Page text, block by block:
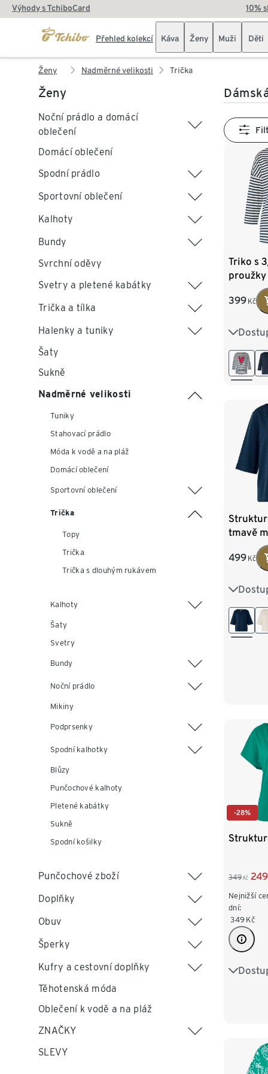
Výhody s TchiboCard 10%
Přehled kolekcí Káva Ženy Muži Děti
Ženy Nadměrné velikosti Trička
Ženy
Noční prádlo a domácí
oblečení
Domácí oblečení
Spodní prádlo
Sportovní oblečení
Kalhoty
Bundy
Svrchní oděvy
Svetry a pletené kabátky
Trička a tílka
Halenky a tuniky
Šaty
Sukně
Nadměrné velikosti
Tuniky
Stahovací prádlo
Móda k vodě a na pláž
Domácí oblečení
Sportovní oblečení
Trička
Topy
Trička
Trička s dlouhým rukávem
Kalhoty
Šaty
Svetry
Bundy
Noční prádlo
Mikiny
Podprsenky
Spodní kalhotky
Blůzy
Punčochové kalhoty
Pletené kabátky
Sukně
Spodní košilky
Punčochové zboží
Doplňky
Obuv
Šperky
Kufry a cestovní doplňky
Těhotenská móda
Oblečení k vodě a na pláž
ZNAČKY
SLEVY
Triko s
proužky
399 Kč
S 36/38
L 44/46
tmavě
499 Kč
S 36/38
L 44/46
-28%
349 Kč 249
Nejnižší
dní:
349 Kč
S 36/38